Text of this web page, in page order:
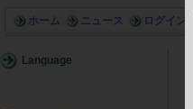
ホーム ニュース ログイン
Language